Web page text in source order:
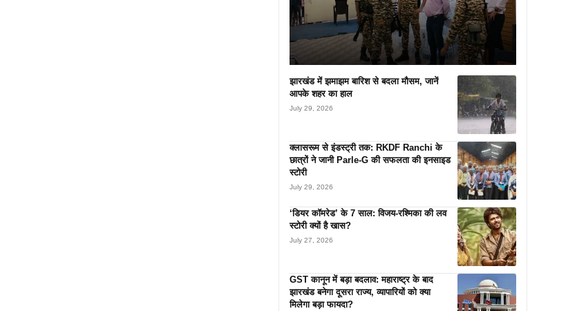
झारखंड में झमाझम बारिश से बदला मौसम, जानें
आपके शहर का हाल
July 29, 2026
क्लासरूम से इंडस्ट्री तक: RKDF Ranchi के
छात्रों ने जानी Parle-G की सफलता की इनसाइड
स्टोरी
July 29, 2026
‘डियर कॉमरेड’ के 7 साल: विजय-रश्मिका की लव
स्टोरी क्यों है खास?
July 27, 2026
GST कानून में बड़ा बदलाव: महाराष्ट्र के बाद
झारखंड बनेगा दूसरा राज्य, व्यापारियों को क्या
मिलेगा बड़ा फायदा?